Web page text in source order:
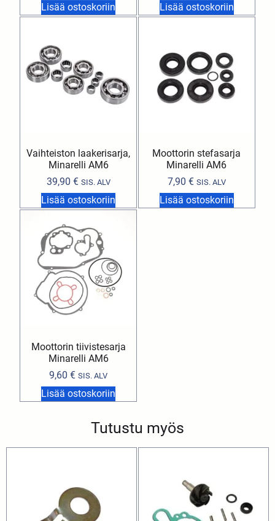
Lisää ostoskoriin Lisää ostoskoriin
Vaihteiston laakerisarja,
Minarelli AM6
39,90 € SIS. ALV
Lisää ostoskoriin
Moottorin stefasarja
Minarelli AM6
7,90 € SIS. ALV
Lisää ostoskoriin
Moottorin tiivistesarja
Minarelli AM6
9,60€ SIS. ALV
Lisää ostoskoriin
Tutustu myös